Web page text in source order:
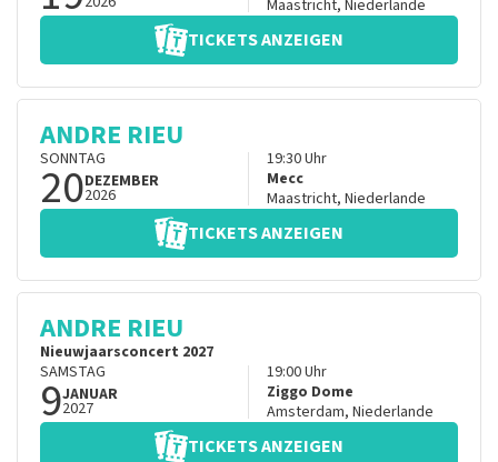
Maastricht, Niederlande
TICKETS ANZEIGEN
ANDRE RIEU
SONNTAG
20DEZEMBER
2026
19:30Uhr
Mecc
Maastricht, Niederlande
TICKETS ANZEIGEN
ANDRE RIEU
Nieuwjaarsconcert 2027
SAMSTAG
9JANUAR
2027
19:00Uhr
Ziggo Dome
Amsterdam, Niederlande
TICKETS ANZEIGEN